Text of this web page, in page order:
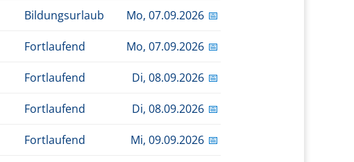
Bildungsurlaub Mo, 07.09.2026 📅
Fortlaufend Mo, 07.09.2026 📅
Fortlaufend Di, 08.09.2026 📅
Fortlaufend Di, 08.09.2026 📅
Fortlaufend Mi, 09.09.2026 📅